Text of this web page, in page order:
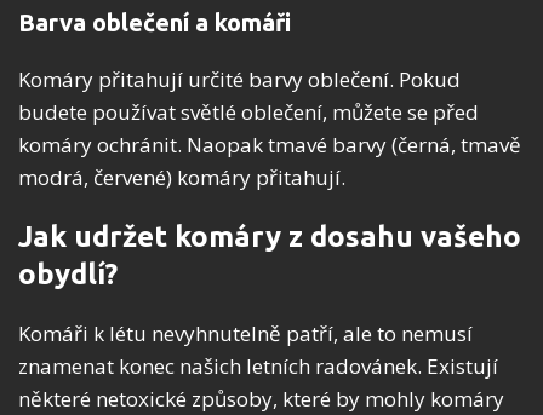
Barva oblečení a komáři
Komáry přitahují určité barvy oblečení. Pokud
budete používat světlé oblečení, můžete se před
komáry ochránit. Naopak tmavé barvy (černá, tmavě
modrá, červené) komáry přitahují.
Jak udržet komáry z dosahu vašeho
obydlí?
Komáři k létu nevyhnutelně patří, ale to nemusí
znamenat konec našich letních radovánek. Existují
některé netoxické způsoby, které by mohly komáry